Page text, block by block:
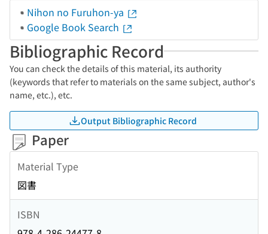
Nihon no Furuhon-ya
Google Book Search
Bibliographic Record
You can check the details of this material, its authority
(keywords that refer to materials on the same subject, author's
name, etc.), etc.
Output Bibliographic Record
Paper
Material Type
図書
ISBN